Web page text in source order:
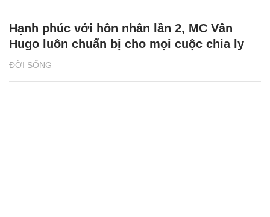
ĐỜI SỐNG
Hạnh phúc với hôn nhân lần 2, MC Vân
Hugo luôn chuẩn bị cho mọi cuộc chia ly